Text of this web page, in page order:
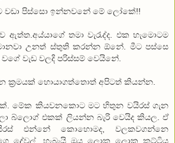
වඩා පිස්සො ඉන්නවනේ මේ ලෝකේ!!
තමා වැරැද්ද. එක හැමොටම
උනත් ස්තුති කරන්න ඕනේ. මීට පස්සෙ
වැඩ වලදි පරිස්සම් වෙයිනේ.
ක්‍රමයක් හොයාගත්තොත් අපිටත් කියන්න.
මේක කියවනකොට මට හිතුන වයිරස් ගැන
බ්ලොග් එකක් ලියන්න බැරි වෙයිද කියල. ඒ
එන්නේ කොහොමද, වලකවගන්නෙ
දේවල්. හැබැයි ඔය ලොකු ලොකු කට්ටිය